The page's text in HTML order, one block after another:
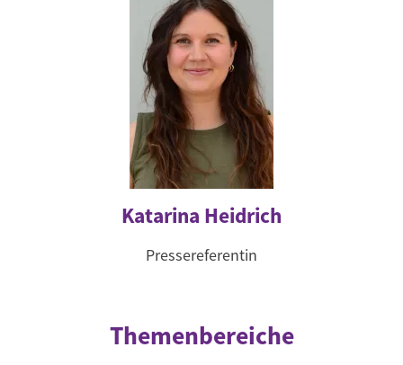
Katarina Heidrich
Pressereferentin
Themenbereiche